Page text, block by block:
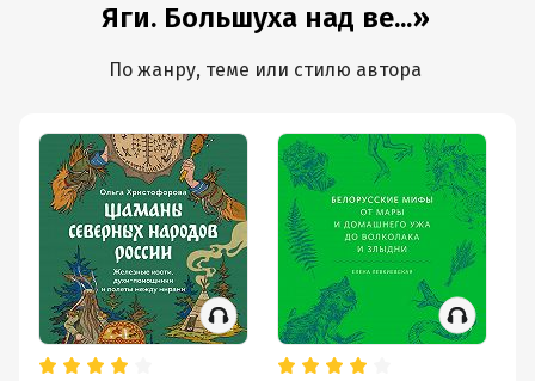
Яги. Большуха над ве...»
По жанру, теме или стилю автора